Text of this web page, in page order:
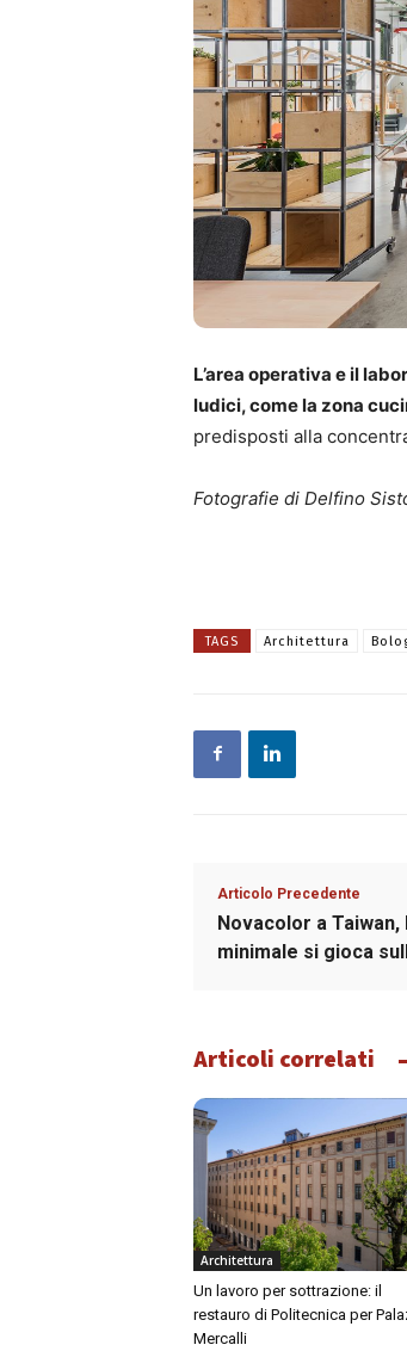
L’area operativa e il
ludici, come la zona
predisposti alla
Fotografie di Delfino
TAGS Architettura
Articolo Precedente
Novacolor a Taiwan,
minimale si gioca
Articoli correlati
Architettura
Un lavoro per sottrazione: il
restauro di Politecnica per
Mercalli